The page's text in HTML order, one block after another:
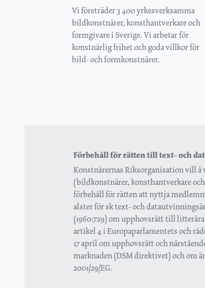
Vi företräder 3 400 yrkesverksamma
bildkonstnärer, konsthantverkare och
formgivare i Sverige. Vi arbetar för
konstnärlig frihet och goda villkor för
bild- och formkonstnärer.
Förbehåll för rätten till text- och
Konstnärernas Riksorganisation vill
(bildkonstnärer, konsthantverkare
förbehåll för rätten att nyttja
alster för sk text- och
(1960:729) om upphovsrätt till
artikel 4 i Europaparlamentets och
17 april om upphovsrätt och
marknaden (DSM direktivet) och om
2001/29/EG.